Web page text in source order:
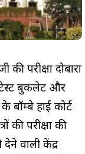
की परीक्षा दोबारा
टेस्ट बुकलेट और
बॉम्बे हाई कोर्ट
की परीक्षा की
वाली केंद्र